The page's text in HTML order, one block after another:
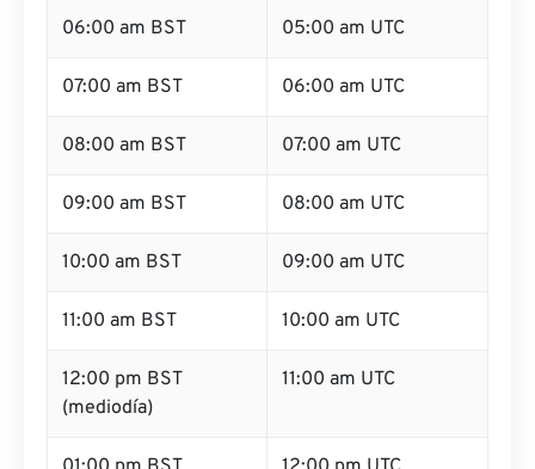
06:00 am BST 05:00 am UTC
07:00 am BST 06:00 am UTC
08:00 am BST 07:00 am UTC
09:00 am BST 08:00 am UTC
10:00 am BST 09:00 am UTC
11:00 am BST 10:00 am UTC
12:00 pm BST
(mediodía)
11:00 am UTC